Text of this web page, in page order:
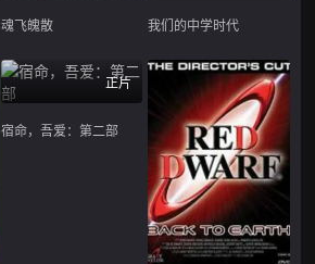
魂飞魄散 我们的中学时代
正片
宿命，吾爱：第二部